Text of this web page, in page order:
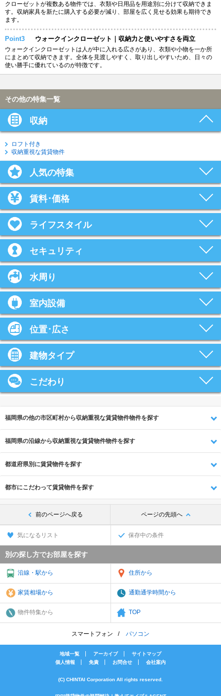
クローゼットが複数ある物件では、衣類や日用品を用途別に分けて収納できま
す。収納家具を新たに購入する必要が減り、部屋を広く見せる効果も期待でき
ます。
Point3 ウォークインクローゼット｜収納力と使いやすさを両立
ウォークインクローゼットは人が中に入れる広さがあり、衣類や小物を一か所
にまとめて収納できます。全体を見渡しやすく、取り出しやすいため、日々の
使い勝手に優れているのが特徴です。
その他の特集一覧
収納
ロフト付き
収納重視な賃貸物件
人気の特集
賃料･価格
ライフスタイル
セキュリティ
水周り
室内設備
位置･広さ
建物タイプ
こだわり
福岡県の他の市区町村から収納重視な賃貸物件物件を探す
福岡県の沿線から収納重視な賃貸物件物件を探す
都道府県別に賃貸物件を探す
都市にこだわって賃貸物件を探す
前のページへ戻る ページの先頭へ
気になるリスト 保存中の条件
別の探し方でお部屋を探す
沿線・駅から 住所から
家賃相場から 通勤通学時間から
物件特集から TOP
スマートフォン パソコン
地域一覧 アーカイブ
サイトマップ
個人情報
免責 お問合せ 会社案内
(C) CHINTAI Corporation All rights reserved.